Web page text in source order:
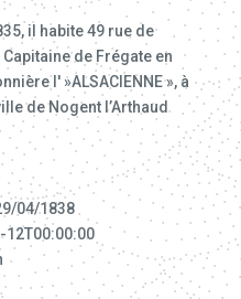
il habite 49 rue de
de Frégate en
l' »ALSACIENNE », à
de Nogent l’Arthaud
04/1838
12T00:00:00